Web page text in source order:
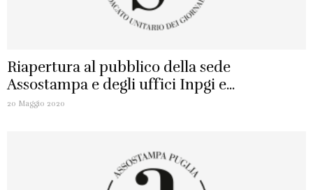
Riapertura al pubblico della sede
Assostampa e degli uffici Inpgi e...
20 Maggio 2020